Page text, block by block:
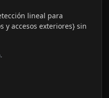
lineal para
y accesos exteriores} sin